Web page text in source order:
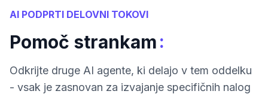
AI PODPRTI DELOVNI TOKOVI
Pomoč strankam:
Odkrijte druge AI agente, ki delajo v tem oddelku
- vsak je zasnovan za izvajanje specifičnih nalog